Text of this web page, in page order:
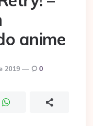
anime
2019 0